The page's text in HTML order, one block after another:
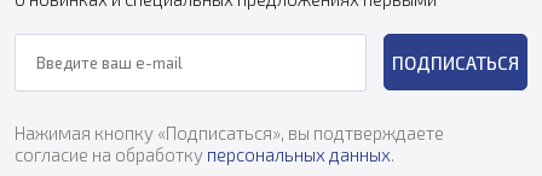
ПОДПИСАТЬСЯ
Нажимая кнопку «Подписаться», вы подтверждаете
согласие на обработку персональных данных.